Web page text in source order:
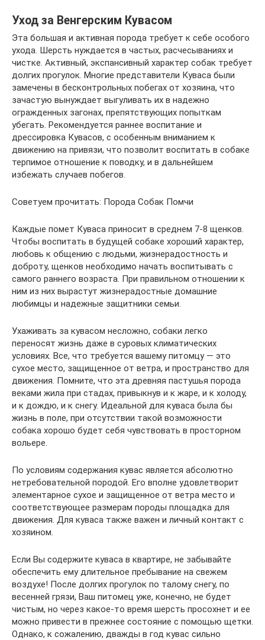
Уход за Венгерским Кувасом
Эта большая и активная порода требует к себе особого
ухода. Шерсть нуждается в частых, расчесываниях и
чистке. Активный, экспансивный характер собак требует
долгих прогулок. Многие представители Куваса были
замечены в бесконтрольных побегах от хозяина, что
зачастую вынуждает выгуливать их в надежно
огражденных загонах, препятствующих попыткам
убегать. Рекомендуется раннее воспитание и
дрессировка Кувасов, с особенным вниманием к
движению на привязи, что позволит воспитать в собаке
терпимое отношение к поводку, и в дальнейшем
избежать случаев побегов.
Советуем прочитать: Порода Собак Помчи
Каждые помет Куваса приносит в среднем 7-8 щенков.
Чтобы воспитать в будущей собаке хороший характер,
любовь к общению с людьми, жизнерадостность и
доброту, щенков необходимо начать воспитывать с
самого раннего возраста. При правильном отношении к
ним из них вырастут жизнерадостные домашние
любимцы и надежные защитники семьи.
Ухаживать за кувасом несложно, собаки легко
переносят жизнь даже в суровых климатических
условиях. Все, что требуется вашему питомцу — это
сухое место, защищенное от ветра, и пространство для
движения. Помните, что эта древняя пастушья порода
веками жила при стадах, привыкнув и к жаре, и к холоду,
и к дождю, и к снегу. Идеальной для куваса была бы
жизнь в поле, при отсутствии такой возможности
собака хорошо будет себя чувствовать в просторном
вольере.
По условиям содержания кувас является абсолютно
нетребовательной породой. Его вполне удовлетворит
элементарное сухое и защищенное от ветра место и
соответствующее размерам породы площадка для
движения. Для куваса также важен и личный контакт с
хозяином.
Если Вы содержите куваса в квартире, не забывайте
обеспечить ему длительное пребывание на свежем
воздухе! После долгих прогулок по талому снегу, по
весенней грязи, Ваш питомец уже, конечно, не будет
чистым, но через какое-то время шерсть просохнет и ее
можно привести в прежнее состояние с помощью щетки.
Однако, к сожалению, дважды в год кувас сильно